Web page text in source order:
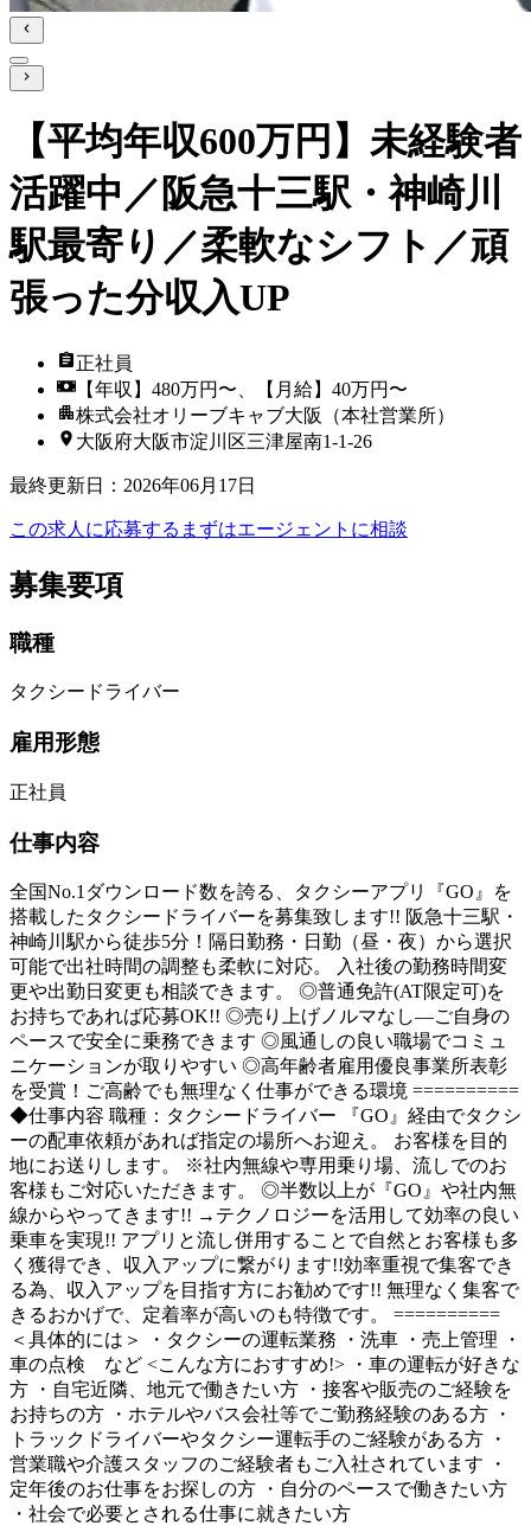
【平均年収600万円】未経験者
活躍中／阪急十三駅・神崎川
駅最寄り／柔軟なシフト／頑
張った分収入UP
正社員
【年収】480万円〜、【月給】40万円〜
株式会社オリーブキャブ大阪（本社営業所）
大阪府大阪市淀川区三津屋南1-1-26
最終更新日 ： 2026年06月17日
この求人に応募する まずはエージェントに相談
募集要項
職種
タクシードライバー
雇用形態
正社員
仕事内容
全国No.1ダウンロード数を誇る、タクシーアプリ『GO』を
搭載したタクシードライバーを募集致します!! 阪急十三駅・
神崎川駅から徒歩5分！隔日勤務・日勤（昼・夜）から選択
可能で出社時間の調整も柔軟に対応。 入社後の勤務時間変
更や出勤日変更も相談できます。 ◎普通免許(AT限定可)を
お持ちであれば応募OK!! ◎売り上げノルマなし—ご自身の
ペースで安全に乗務できます ◎風通しの良い職場でコミュ
ニケーションが取りやすい ◎高年齢者雇用優良事業所表彰
を受賞！ご高齢でも無理なく仕事ができる環境 ==========
◆仕事内容 職種：タクシードライバー 『GO』経由でタクシ
ーの配車依頼があれば指定の場所へお迎え。 お客様を目的
地にお送りします。 ※社内無線や専用乗り場、流しでのお
客様もご対応いただきます。 ◎半数以上が『GO』や社内無
線からやってきます!! →テクノロジーを活用して効率の良い
乗車を実現!! アプリと流し併用することで自然とお客様も多
く獲得でき、収入アップに繋がります!!効率重視で集客でき
る為、収入アップを目指す方にお勧めです!! 無理なく集客で
きるおかげで、定着率が高いのも特徴です。 ==========
＜具体的には＞ ・タクシーの運転業務 ・洗車 ・売上管理 ・
車の点検 など <こんな方におすすめ!> ・車の運転が好きな
方 ・自宅近隣、地元で働きたい方 ・接客や販売のご経験を
お持ちの方 ・ホテルやバス会社等でご勤務経験のある方 ・
トラックドライバーやタクシー運転手のご経験がある方 ・
営業職や介護スタッフのご経験者もご入社されています ・
定年後のお仕事をお探しの方 ・自分のペースで働きたい方
・社会で必要とされる仕事に就きたい方